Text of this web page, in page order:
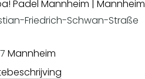
Padel Mannheim | Mannheim
Friedrich-Schwan-Straße
Mannheim